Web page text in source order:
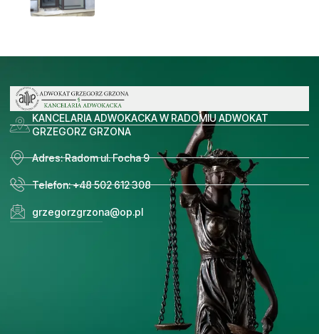
KANCELARIA ADWOKACKA W RADOMIU ADWOKAT
GRZEGORZ GRZONA
Adres: Radom ul. Focha 9
Telefon: +48 502 612 308
grzegorzgrzona@op.pl